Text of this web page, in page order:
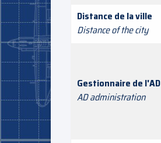
Distance de la ville
Distance of the city
Gestionnaire de l'AD
AD administration